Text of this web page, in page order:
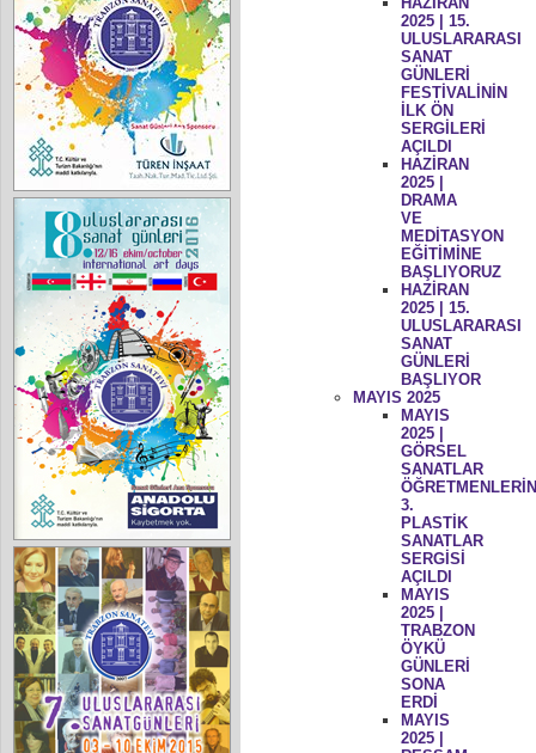
2025 | 15.
ULUSLARARASI
SANAT
GÜNLERİ
FESTİVALİNİN
İLK ÖN
SERGİLERİ
AÇILDI
HAZİRAN
2025 |
DRAMA
VE
MEDİTASYON
EĞİTİMİNE
BAŞLIYORUZ
HAZİRAN
2025 | 15.
ULUSLARARASI
SANAT
GÜNLERİ
BAŞLIYOR
MAYIS 2025
MAYIS
2025 |
GÖRSEL
SANATLAR
3.
PLASTİK
SANATLAR
SERGİSİ
AÇILDI
MAYIS
2025 |
TRABZON
ÖYKÜ
GÜNLERİ
SONA
ERDİ
MAYIS
2025 |